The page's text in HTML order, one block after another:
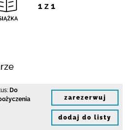
1 z 1
Do
zarezerwuj
dodaj do listy